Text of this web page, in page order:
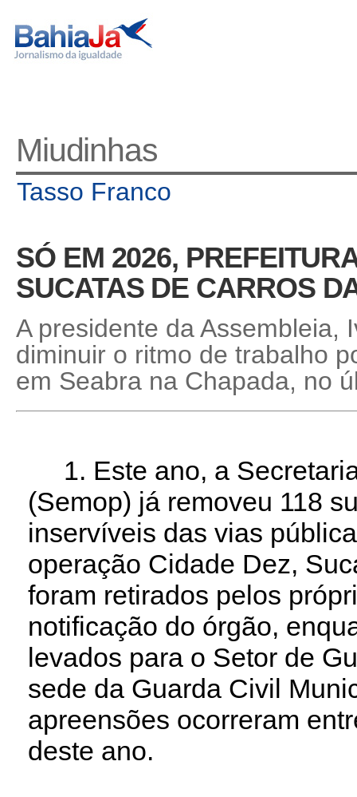
Miudinhas
Tasso Franco
SÓ EM 2026,
SUCATAS DE CARROS
A presidente da Assembleia,
diminuir o ritmo de trabalho
em Seabra na Chapada, no
1. Este ano, a
(Semop) já removeu 118
inservíveis das vias
operação Cidade Dez,
foram retirados pelos
notificação do órgão,
levados para o Setor de
sede da Guarda Civil
apreensões ocorreram
deste ano.